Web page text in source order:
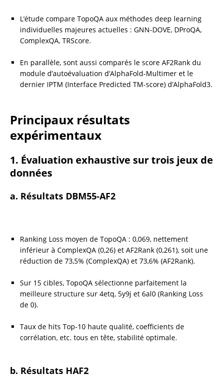
L’étude compare TopoQA aux méthodes deep learning
individuelles majeures actuelles : GNN-DOVE, DProQA,
ComplexQA, TRScore.
En parallèle, sont aussi comparés le score AF2Rank du
module d’autoévaluation d’AlphaFold-Multimer et le
dernier IPTM (Interface Predicted TM-score) d’AlphaFold3.
Principaux résultats
expérimentaux
1. Évaluation exhaustive sur trois jeux de
données
a. Résultats DBM55-AF2
Ranking Loss moyen de TopoQA : 0,069, nettement
inférieur à ComplexQA (0,26) et AF2Rank (0,261), soit une
réduction de 73,5% (ComplexQA) et 73,6% (AF2Rank).
Sur 15 cibles, TopoQA sélectionne parfaitement la
meilleure structure sur 4etq, 5y9j et 6al0 (Ranking Loss
de 0).
Taux de hits Top-10 haute qualité, coefficients de
corrélation, etc. tous en tête, stabilité optimale.
b. Résultats HAF2